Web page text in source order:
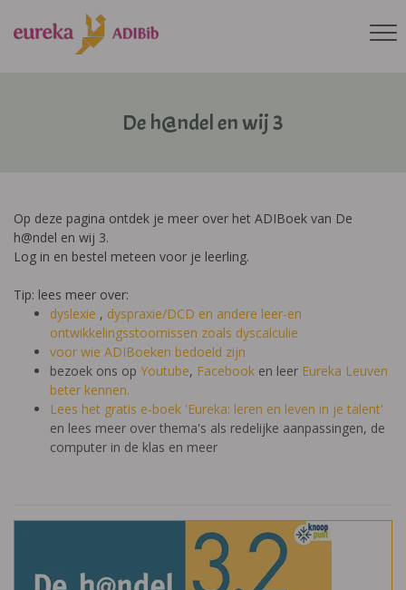
De h@ndel en wij 3
Op deze pagina ontdek je meer over het ADIBoek van De
h@ndel en wij 3.
Log in en bestel meteen voor je leerling.
Tip: lees meer over:
dyslexie , dyspraxie/DCD en andere leer-en
ontwikkelingsstoornissen zoals dyscalculie
voor wie ADIBoeken bedoeld zijn
bezoek ons op Youtube, Facebook en leer Eureka Leuven
beter kennen.
Lees het gratis e-boek 'Eureka: leren en leven in je talent'
en lees meer over thema's als redelijke aanpassingen, de
computer in de klas en meer